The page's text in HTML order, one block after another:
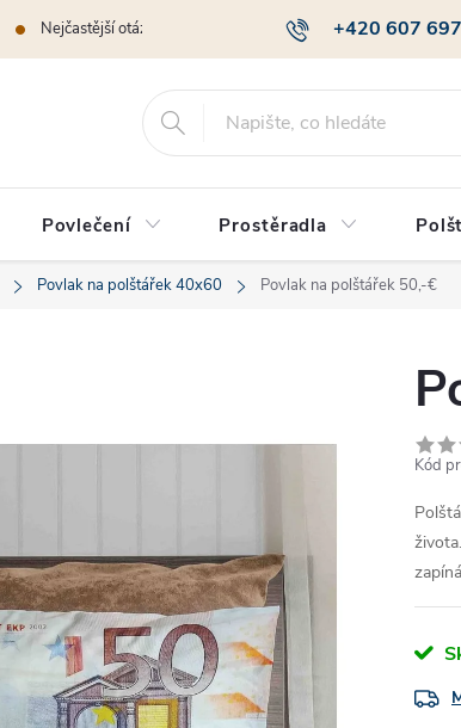
+420 607
Nejčastější otázky Obchodní podmínky Podmínky
Povlečení Prostěradla
Povlak na polštářek 40x60 Povlak na polštářek 50,-€
Kód